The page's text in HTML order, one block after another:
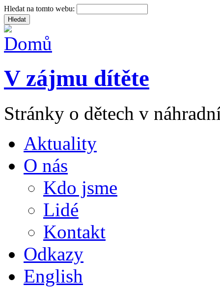
Hledat na tomto webu:
V zájmu dítěte
Stránky o dětech v
Aktuality
O nás
Kdo jsme
Lidé
Kontakt
Odkazy
English